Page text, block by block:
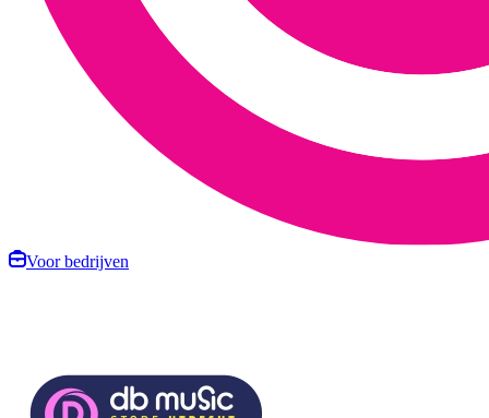
Voor bedrijven